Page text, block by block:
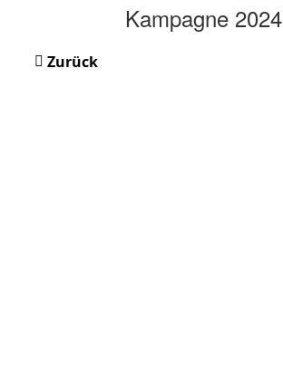
Kampagne 2024
Zurück